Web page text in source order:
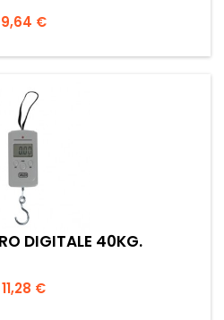
Prezzo
9,64 €
DIGITALE 40KG.
Prezzo
11,28 €